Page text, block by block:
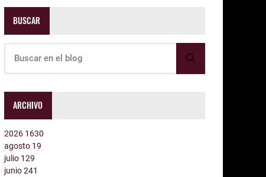
BUSCAR
ARCHIVO
2026 1630
agosto 19
julio 129
junio241